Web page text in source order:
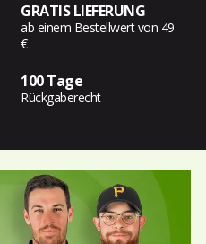
GRATIS LIEFERUNG
ab einem Bestellwert von 49
€
100 Tage
Rückgaberecht